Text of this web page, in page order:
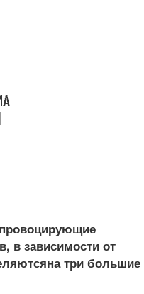
в зависимости от
на три большие